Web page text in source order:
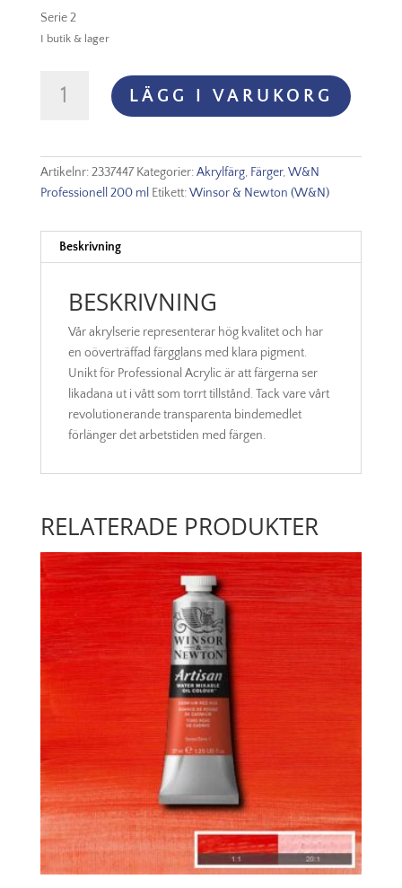
Serie 2
I butik & lager
200ml
mängd
LÄGG I VARUKORG
Artikelnr:2337447 Kategorier:Akrylfärg, Färger,W&N
Professionell 200 ml Etikett:Winsor & Newton (W&N)
Beskrivning
BESKRIVNING
Vår akrylserie representerar hög kvalitet och har
en oöverträffad färgglans med klara pigment.
Unikt för Professional Acrylic är att färgerna ser
likadana ut i vått som torrt tillstånd. Tack vare vårt
revolutionerande transparenta bindemedlet
förlänger det arbetstiden med färgen.
RELATERADE PRODUKTER